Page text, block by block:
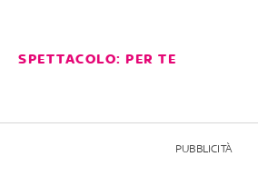
SPETTACOLO: PER TE
PUBBLICITÀ